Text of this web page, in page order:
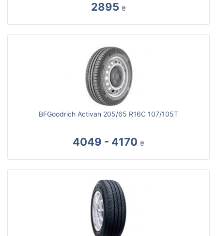
2895 ₴
BFGoodrich Activan 205/65 R16C 107/105T
4049 - 4170 ₴